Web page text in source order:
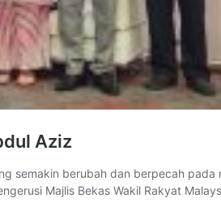
Aziz
semakin berubah dan berpecah
Majlis Bekas Wakil Rakyat